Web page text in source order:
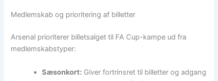
Medlemskab og prioritering af billetter
Arsenal prioriterer billetsalget til FA Cup-kampe ud fra
medlemskabstyper:
Sæsonkort: Giver fortrinsret til billetter og adgang